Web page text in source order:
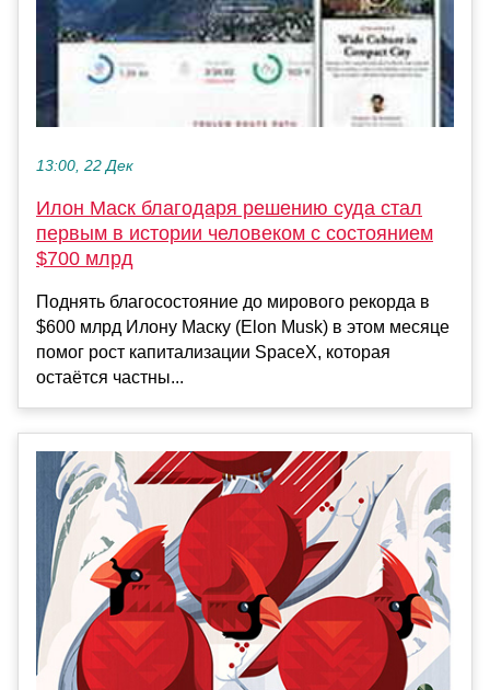
13:00, 22 Дек
Илон Маск благодаря решению суда стал
первым в истории человеком с состоянием
$700 млрд
Поднять благосостояние до мирового рекорда в
$600 млрд Илону Маску (Elon Musk) в этом месяце
помог рост капитализации SpaceX, которая
остаётся частны...